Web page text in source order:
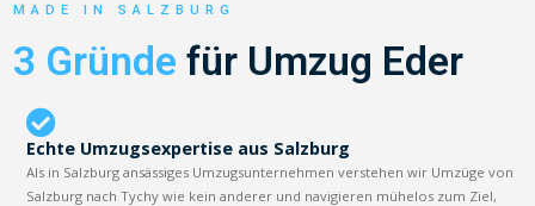
MADE IN SALZBURG
3 Gründe für Umzug Eder
Echte Umzugsexpertise aus Salzburg
Als in Salzburg ansässiges Umzugsunternehmen verstehen wir Umzüge von
Salzburg nach Tychy wie kein anderer und navigieren mühelos zum Ziel,